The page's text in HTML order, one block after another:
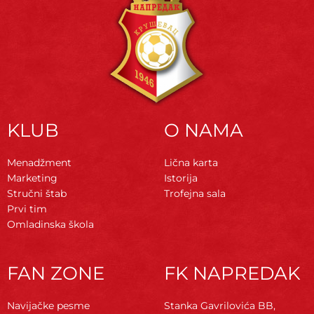
KLUB
Menadžment
Marketing
Stručni štab
Prvi tim
Omladinska škola
O NAMA
Lična karta
Istorija
Trofejna sala
FAN ZONE
Navijačke pesme
FK NAPREDAK
Stanka Gavrilovića BB,